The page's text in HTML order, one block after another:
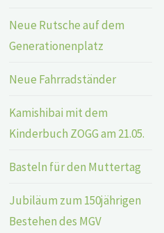
Neue Rutsche auf dem
Generationenplatz
Neue Fahrradständer
Kamishibai mit dem
Kinderbuch ZOGG am 21.05.
Basteln für den Muttertag
Jubiläum zum 150jährigen
Bestehen des MGV